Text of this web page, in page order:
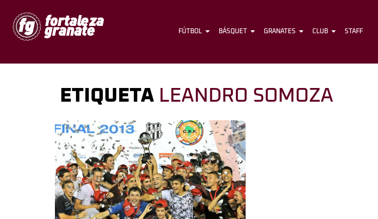
FÚTBOL BÁSQUET GRANATES
FÚTBOL BÁSQUET GRANATES CLUB STAFF
ETIQUETA LEANDRO SOMOZA